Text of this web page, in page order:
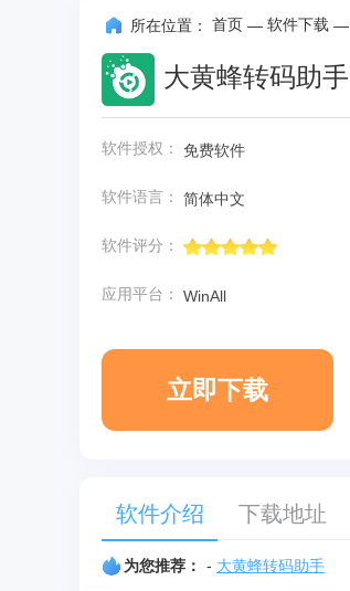
所在位置： 首页 — 软件下载 —
大黄蜂转码助手
软件授权： 免费软件
软件语言： 简体中文
软件评分：
应用平台： WinAll
立即下载
软件介绍 下载地址
为您推荐： - 大黄蜂转码助手